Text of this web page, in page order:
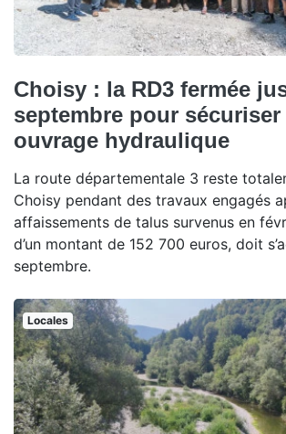
Choisy : la RD3 fermée
septembre pour sécuriser
ouvrage hydraulique
La route départementale 3 reste
Choisy pendant des travaux engagés
affaissements de talus survenus en
d’un montant de 152 700 euros, doit
septembre.
Locales